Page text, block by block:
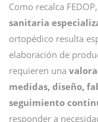
Como recalca
sanitaria
ortopédico resulta
elaboración de
requieren una
medidas, diseño,
seguimiento
responder a